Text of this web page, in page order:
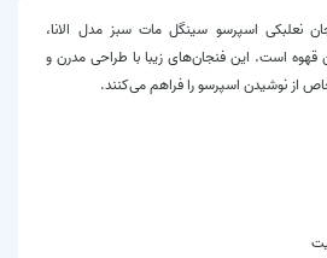
نعلبکی اسپرسو سینگل مات سبز مدل الانا،
قهوه است. این فنجان‌های زیبا با طراحی مدرن و
از نوشیدن اسپرسو را فراهم می‌کنند.